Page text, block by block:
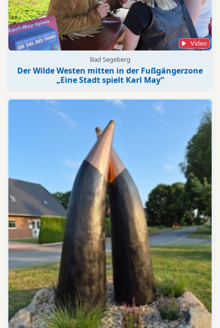
Video
Bad Segeberg
Der Wilde Westen mitten in der Fußgängerzone
„Eine Stadt spielt Karl May“